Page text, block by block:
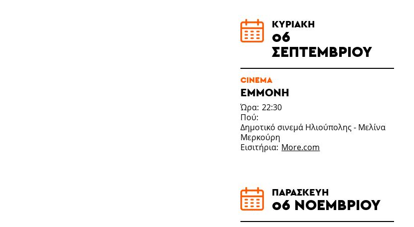
ΚΥΡΙΑΚΉ
06
ΣΕΠΤΕΜΒΡΊΟΥ
CINEMA
EMMONH
Ώρα 22:30
Πού
Δημοτικό σινεμά Ηλιούπολης - Μελίνα
Μερκούρη
Εισιτήρια More.com
ΠΑΡΑΣΚΕΥΉ
06 ΝΟΕΜΒΡΊΟΥ